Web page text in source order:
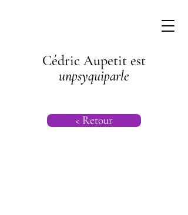
Cédric Aupetit est
unpsyquiparle
< Retour